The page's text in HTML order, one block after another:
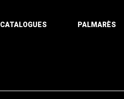
CATALOGUES PALMARÈS